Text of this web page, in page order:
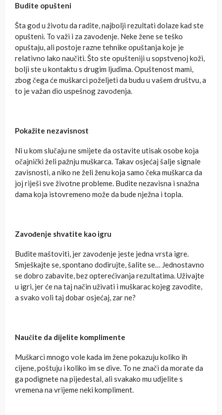
Budite opušteni
Šta god u životu da radite, najbolji rezultati dolaze kad ste
opušteni. To važi i za zavođenje. Neke žene se teško
opuštaju, ali postoje razne tehnike opuštanja koje je
relativno lako naučiti. Što ste opušteniji u sopstvenoj koži,
bolji ste u kontaktu s drugim ljudima. Opuštenost mami,
zbog čega će muškarci poželjeti da budu u vašem društvu, a
to je važan dio uspešnog zavođenja.
Pokažite nezavisnost
Ni u kom slučaju ne smijete da ostavite utisak osobe koja
očajnički želi pažnju muškarca. Takav osjećaj šalje signale
zavisnosti, a niko ne želi ženu koja samo čeka muškarca da
joj riješi sve životne probleme. Budite nezavisna i snažna
dama koja istovremeno može da bude nježna i topla.
Zavođenje shvatite kao igru
Budite maštoviti, jer zavođenje jeste jedna vrsta igre.
Smješkajte se, spontano dodirujte, šalite se… Jednostavno
se dobro zabavite, bez opterećivanja rezultatima. Uživajte
u igri, jer će na taj način uživati i muškarac kojeg zavodite,
a svako voli taj dobar osjećaj, zar ne?
Naučite da dijelite komplimente
Muškarci mnogo vole kada im žene pokazuju koliko ih
cijene, poštuju i koliko im se dive. To ne znači da morate da
ga podignete na pijedestal, ali svakako mu udjelite s
vremena na vrijeme neki kompliment.